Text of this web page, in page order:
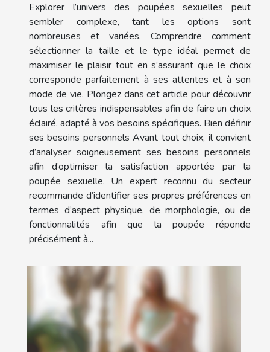
Explorer l’univers des poupées sexuelles peut
sembler complexe, tant les options sont
nombreuses et variées. Comprendre comment
sélectionner la taille et le type idéal permet de
maximiser le plaisir tout en s’assurant que le choix
corresponde parfaitement à ses attentes et à son
mode de vie. Plongez dans cet article pour découvrir
tous les critères indispensables afin de faire un choix
éclairé, adapté à vos besoins spécifiques. Bien définir
ses besoins personnels Avant tout choix, il convient
d’analyser soigneusement ses besoins personnels
afin d’optimiser la satisfaction apportée par la
poupée sexuelle. Un expert reconnu du secteur
recommande d’identifier ses propres préférences en
termes d’aspect physique, de morphologie, ou de
fonctionnalités afin que la poupée réponde
précisément à...